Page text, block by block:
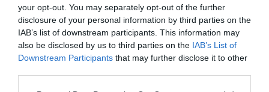
your opt-out. You may separately opt-out of the further
disclosure of your personal information by third parties on the
IAB’s list of downstream participants. This information may
also be disclosed by us to third parties on the IAB’s List of
Downstream Participants that may further disclose it to other
Τοποθεσία:
Εθνικό Ιστορικό Μουσείο, Μέγαρο Παλαιάς Βουλής,
Σταδίου 13, Πλ. Κολοκοτρώνη